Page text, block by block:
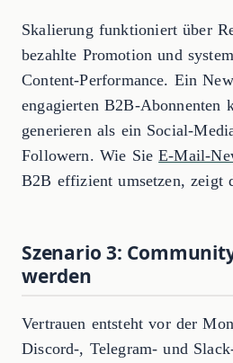
Skalierung funktioniert über
bezahlte Promotion und
Content-Performance. Ein
engagierten B2B-Abonnenten
generieren als ein Social-
Followern. Wie SieE-Mail-
B2B effizient umsetzen, zeigt
Szenario 3:
werden
Vertrauen entsteht vor der
Discord-, Telegram- und